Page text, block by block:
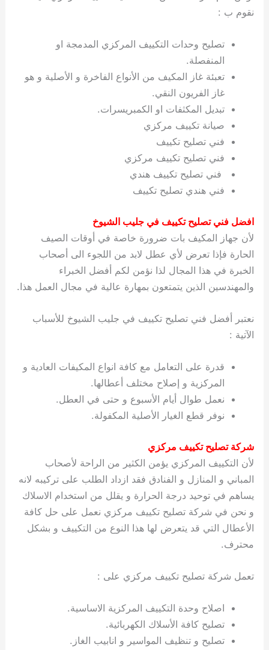
نقوم ب :
تصليح وحدات التكييف المركزي المدمجة او
المنفصلة.
تعبئة غاز المكيف من الأنواع الفاخرة و الأصلية و هو
غاز الفريون النقي.
تبديل المكثفات او الكمبريسرات.
صيانة تكييف مركزي
فني تصليح تكييف
فني تصليح تكييف مركزي
فني تصليح تكييف هندي
فني هندي تصليح تكييف
افضل فني تصليح تكييف في جليب الشيوخ
لأن جهاز المكيف بات ضرورة خاصة في أوقات الصيف
الحارة فإذا تعرض لأي عطل لابد من اللجوء الى أصحاب
الخبرة في هذا المجال لذا نؤمن لكم أفضل الخبراء
والمهندسين الذين يتمتعون بمهارة عالية في مجال العمل هذا.
نعتبر أفضل فني تصليح تكييف في جليب الشيوخ للأسباب
الآتية :
قدرة على التعامل مع كافة انواع المكيفات العادية و
المركزية و إصلاح مختلف أعطالها.
نعمل طوال أيام الأسبوع و حتى في العطل.
نوفر قطع الغيار الأصلية المكفولة.
شركة تصليح تكييف مركزي
لأن التكييف المركزي يؤمن الكثير من الراحة لأصحاب
المباني و المنازل و الفنادق فقد ازداد الطلب على تركيبه لانه
يساهم في توحيد درجة الحرارة و يقلل من استخدام الاسلاك
و نحن في شركة تصليح تكييف مركزي نعمل على حل كافة
الأعطال التي قد يتعرض لها هذا النوع من التكييف و بشكل
محترف.
تعمل شركة تصليح تكييف مركزي على :
اصلاح وحدة التكييف المركزية الاساسية.
تصليح كافة الأسلاك الكهربائية.
تصليح و تنظيف المواسير و انابيب الغاز.